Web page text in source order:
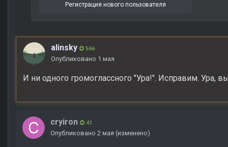
Регистрация нового пользователя
alinsky 566
Опубликовано 1 мая
И ни одного громоглассного "Ура!". Исправим. Ура,
cryiron 41
Опубликовано 2 мая (изменено)